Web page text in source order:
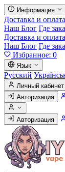
Информация
Доставка и оплата
Наш Блог Где
Доставка и оплата
Наш Блог Где
Избранное: 0
Язык
Русский
Личный кабинет
Авторизация
Авторизация